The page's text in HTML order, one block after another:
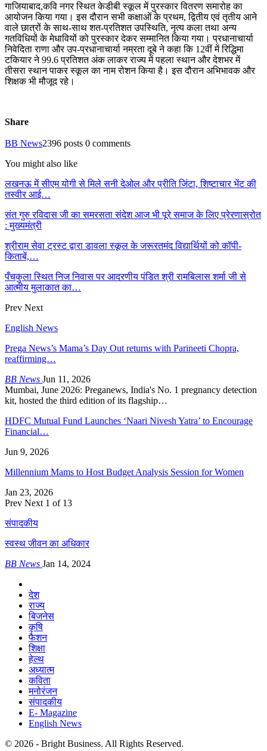
गाजियाबाद,कवि नगर स्थित केडीबी स्कूल में पुरस्कार वितरण समारोह का
आयोजन किया गया। इस दौरान सभी कक्षाओं के प्रथम, द्वितीय एवं तृतीय आने
वाले छात्रों के साथ-साथ शत-प्रतिशत उपस्थिति, नृत्य कला तथा अन्य
गतविधियों के मेधावियों को पुरस्कार देकर सम्मानित किया गया। प्रधानाचार्या
निवेदिता राणा और उप-प्रधानाचार्या नम्रता दूबे ने कहा कि 12वीं में रिद्धिमा
टकियार ने 99.6 प्रतिशत अंक लाकर राज्य में पहला स्थान और देशभर में
तीसरा स्थान पाकर स्कूल का नाम रोशन किया है। इस दौरान अभिभावक और
शिक्षक भी मौजूद रहे।
Share
BB News2396 posts 0 comments
You might also like
लखनऊ में सीएम योगी से मिले सनी देओल और प्रीति जिंटा, शिष्टाचार भेंट की
तस्वीर आई…
संत गुरु रविदास जी का समरसता संदेश आज भी पूरे समाज के लिए प्रेरणास्रोत
: मुख्यमंत्री
श्रीराम सेवा ट्रस्ट द्वारा डावला स्कूल के जरूरतमंद विद्यार्थियों को कॉपी-
किताबें,…
पँचकुला स्थित निज निवास पर आदरणीय पंडित श्री रामबिलास शर्मा जी से
आत्मीय मुलाकात का…
Prev Next
English News
Prega News’s Mama’s Day Out returns with Parineeti Chopra,
reaffirming…
BB News Jun 11, 2026
Mumbai, June 2026: Preganews, India's No. 1 pregnancy detection
kit, hosted the third edition of its flagship…
HDFC Mutual Fund Launches ‘Naari Nivesh Yatra’ to Encourage
Financial…
Jun 9, 2026
Millennium Mams to Host Budget Analysis Session for Women
Jan 23, 2026
Prev Next 1 of 13
संपादकीय
स्वस्थ जीवन का अधिकार
BB News Jan 14, 2024
देश
राज्य
बिजनेस
कृषि
फैशन
शिक्षा
हेल्थ
अध्यात्म
कविता
मनोरंजन
संपादकीय
E- Magazine
English News
© 2026 - Bright Business. All Rights Reserved.